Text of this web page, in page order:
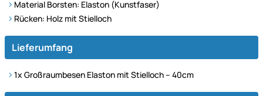
Material Borsten: Elaston (Kunstfaser)
Rücken: Holz mit Stielloch
Lieferumfang
1x Großraumbesen Elaston mit Stielloch – 40cm